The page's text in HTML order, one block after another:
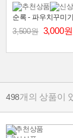
순록 - 파우치꾸미기
3,500원 3,000원
498개의 상품이